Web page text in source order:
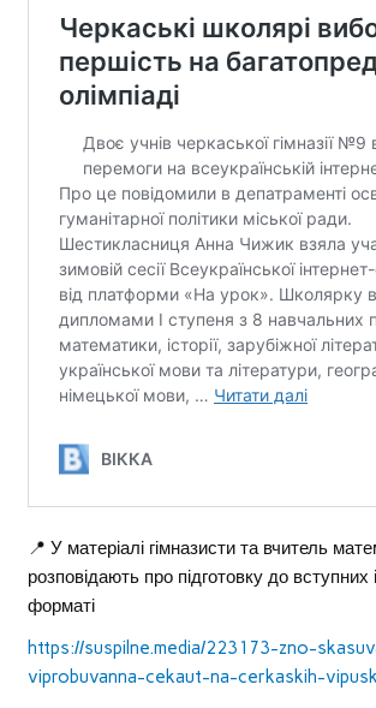
📍 У матеріалі гімназисти та вчитель
розповідають про підготовку до вступних
форматі
https://suspilne.media/223173-zno-
viprobuvanna-cekaut-na-cerkaskih-